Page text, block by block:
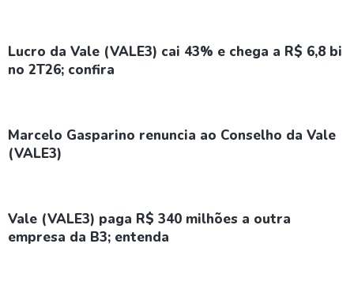
Lucro da Vale (VALE3) cai 43% e chega a R$ 6,8 bi
no 2T26; confira
Marcelo Gasparino renuncia ao Conselho da Vale
(VALE3)
Vale (VALE3) paga R$ 340 milhões a outra
empresa da B3; entenda